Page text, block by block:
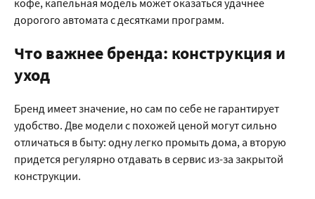
кофе, капельная модель может оказаться удачнее
дорогого автомата с десятками программ.
Что важнее бренда: конструкция и
уход
Бренд имеет значение, но сам по себе не гарантирует
удобство. Две модели с похожей ценой могут сильно
отличаться в быту: одну легко промыть дома, а вторую
придется регулярно отдавать в сервис из-за закрытой
конструкции.